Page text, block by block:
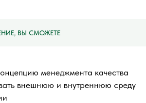
ВЫ СМОЖЕТЕ
менеджмента качества
внешнюю и внутреннюю среду